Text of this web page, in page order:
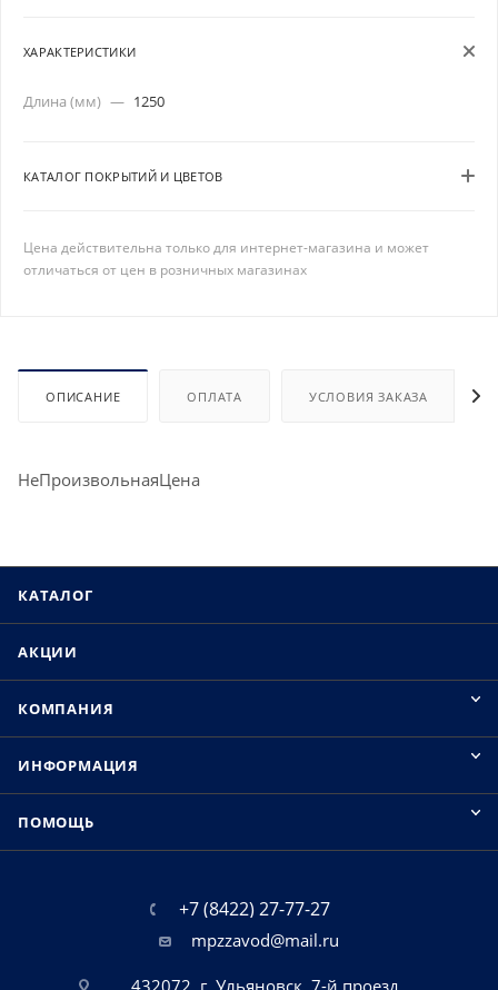
ХАРАКТЕРИСТИКИ
Длина (мм) — 1250
КАТАЛОГ ПОКРЫТИЙ И ЦВЕТОВ
Цена действительна только для интернет-магазина и может
отличаться от цен в розничных магазинах
ОПИСАНИЕ ОПЛАТА УСЛОВИЯ ЗАКАЗА
НеПроизвольнаяЦена
КАТАЛОГ
АКЦИИ
КОМПАНИЯ
ИНФОРМАЦИЯ
ПОМОЩЬ
+7 (8422) 27-77-27
mpzzavod@mail.ru
432072, г. Ульяновск, 7-й проезд